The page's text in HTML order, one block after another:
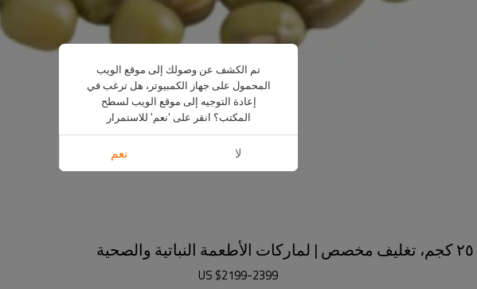
US $2199-2399
تم الكشف عن وصولك إلى موقع الويب
المحمول على جهاز الكمبيوتر، هل ترغب في
إعادة التوجيه إلى موقع الويب لسطح
المكتب؟ انقر على 'نعم' للاستمرار
لا نعم